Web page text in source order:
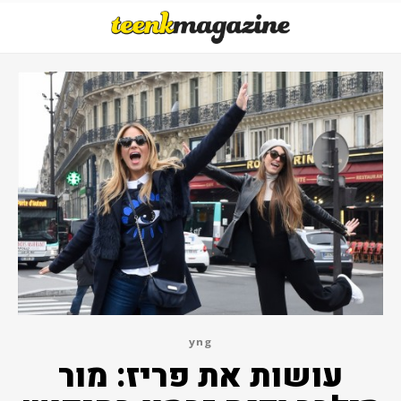
yng
עושות את פריז: מור